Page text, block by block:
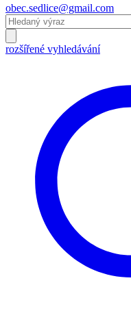
obec.sedlice@gmail.com
rozšířené vyhledávání